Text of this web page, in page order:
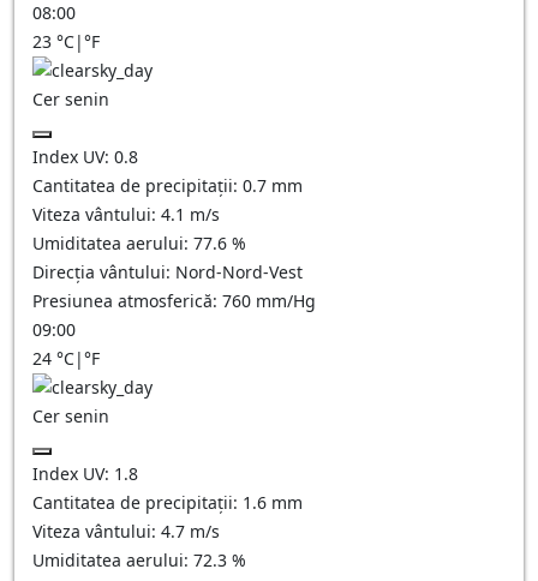
08:00
23 °C|°F
Cer senin
Index UV: 0.8
Cantitatea de precipitații: 0.7 mm
Viteza vântului: 4.1 m/s
Umiditatea aerului: 77.6 %
Direcția vântului: Nord-Nord-Vest
Presiunea atmosferică: 760 mm/Hg
09:00
24 °C|°F
Cer senin
Index UV: 1.8
Cantitatea de precipitații: 1.6 mm
Viteza vântului: 4.7 m/s
Umiditatea aerului: 72.3 %